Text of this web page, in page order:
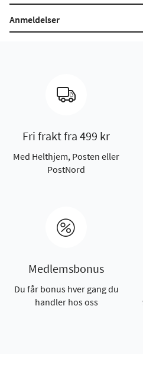
Anmeldelser
Fri frakt fra 499 kr
Med Helthjem, Posten eller
PostNord
Medlemsbonus
Du får bonus hver gang du
handler hos oss